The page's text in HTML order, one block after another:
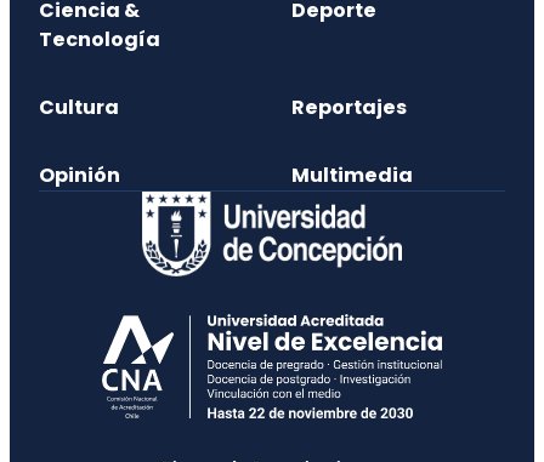
Ciencia &
Tecnología
Deporte
Cultura Reportajes
Opinión Multimedia